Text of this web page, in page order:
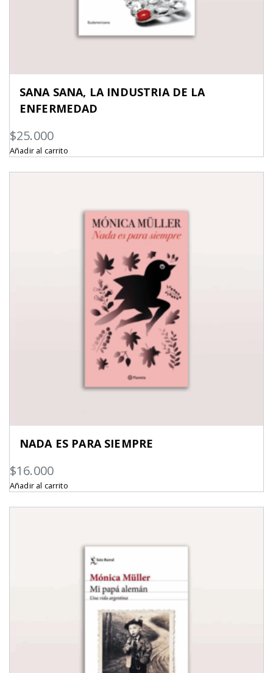
SANA SANA, LA INDUSTRIA DE LA
ENFERMEDAD
$25.000
Añadir al carrito
NADA ES PARA SIEMPRE
$16.000
Añadir al carrito